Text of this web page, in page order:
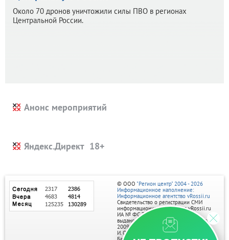
Около 70 дронов уничтожили силы ПВО в регионах
Центральной России.
Анонс мероприятий
Яндекс.Директ
© ООО "Регион центр" 2004 - 2026
Информационное наполнение:
Информационное агентство vRossii.ru
Свидетельство о регистрации СМИ
информационного агентства vRossii.ru
ИА № ФС 77‑35502
выдано РОСКОМНАДЗОРом 04 марта
2009г.
И. О. Главного редактора Нарыков А. Н.